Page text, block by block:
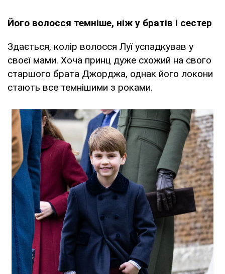
Його волосся темніше, ніж у братів і сестер
Здається, колір волосся Луї успадкував у
своєї мами. Хоча принц дуже схожий на свого
старшого брата Джорджа, однак його локони
стають все темнішими з роками.